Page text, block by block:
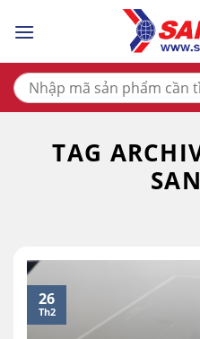
Tìm
kiếm:
TAG
26
Th2